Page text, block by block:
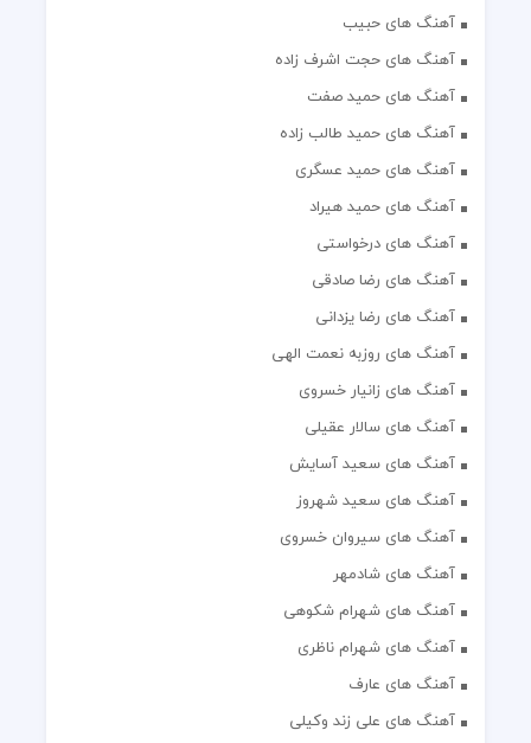
آهنگ های حبیب
آهنگ های حجت اشرف زاده
آهنگ های حمید صفت
آهنگ های حمید طالب زاده
آهنگ های حمید عسگری
آهنگ های حمید هیراد
آهنگ های درخواستی
آهنگ های رضا صادقی
آهنگ های رضا یزدانی
آهنگ های روزبه نعمت الهی
آهنگ های زانیار خسروی
آهنگ های سالار عقیلی
آهنگ های سعید آسایش
آهنگ های سعید شهروز
آهنگ های سیروان خسروی
آهنگ های شادمهر
آهنگ های شهرام شکوهی
آهنگ های شهرام ناظری
آهنگ های عارف
آهنگ های علی زند وکیلی